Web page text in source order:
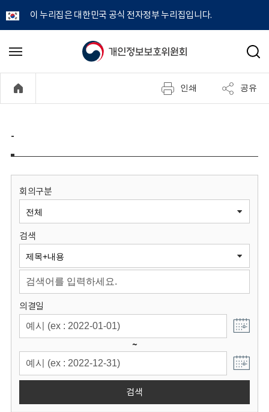
이 누리집은 대한민국 공식 전자정부 누리집입니다.
개
정
보
원
회
메
기
검
인쇄 공유
-
회의구분
검색
의결일
~
검색